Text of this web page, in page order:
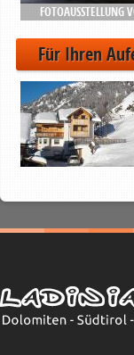
FOTOAUSSTELLUNG
Für Ihren